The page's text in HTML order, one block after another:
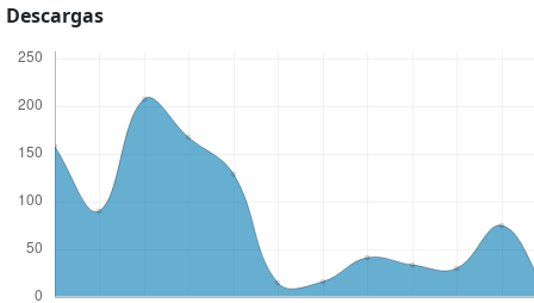
Descargas